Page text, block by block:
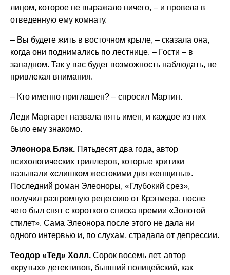
лицом, которое не выражало ничего, – и провела в
отведенную ему комнату.
– Вы будете жить в восточном крыле, – сказала она,
когда они поднимались по лестнице. – Гости – в
западном. Так у вас будет возможность наблюдать, не
привлекая внимания.
– Кто именно приглашен? – спросил Мартин.
Леди Маргарет назвала пять имен, и каждое из них
было ему знакомо.
Элеонора Блэк. Пятьдесят два года, автор
психологических триллеров, которые критики
называли «слишком жестокими для женщины».
Последний роман Элеоноры, «Глубокий срез»,
получил разгромную рецензию от Крэнмера, после
чего был снят с короткого списка премии «Золотой
стилет». Сама Элеонора после этого не дала ни
одного интервью и, по слухам, страдала от депрессии.
Теодор «Тед» Холл. Сорок восемь лет, автор
«крутых» детективов, бывший полицейский, как